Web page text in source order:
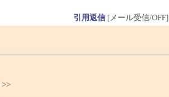
引用返信[メール受信/OFF]
>>